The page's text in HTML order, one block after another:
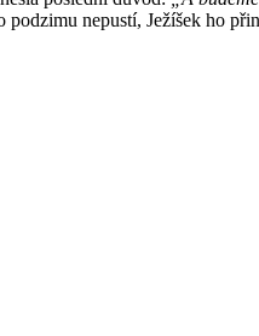
nepustí, Ježíšek ho